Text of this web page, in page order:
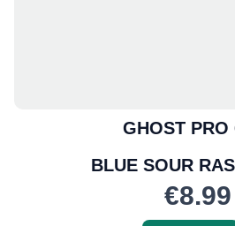
GHOST PRO
BLUE SOUR
€8.99